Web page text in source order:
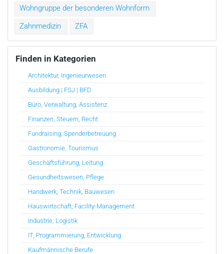
Wohngruppe der besonderen Wohnform
Zahnmedizin
ZFA
Finden in Kategorien
Architektur, Ingenieurwesen
Ausbildung | FSJ | BFD
Büro, Verwaltung, Assistenz
Finanzen, Steuern, Recht
Fundraising, Spenderbetreuung
Gastronomie, Tourismus
Geschäftsführung, Leitung
Gesundheitswesen, Pflege
Handwerk, Technik, Bauwesen
Hauswirtschaft, Facility-Management
Industrie, Logistik
IT, Programmierung, Entwicklung
Kaufmännische Berufe